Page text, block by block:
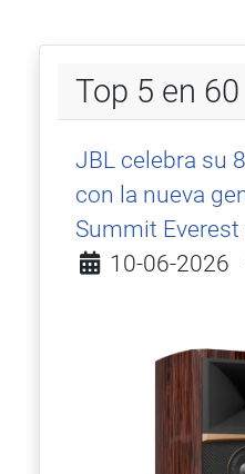
Top 5 en
JBL celebra su
con la nueva
Summit Everest
Detalles
10-06-2026